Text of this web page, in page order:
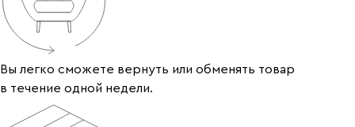
Вы легко сможете вернуть или обменять товар
в течение одной недели.